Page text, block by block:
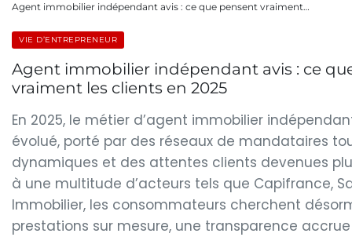
Agent immobilier indépendant avis : ce que pensent vraiment…
VIE D’ENTREPRENEUR
Agent immobilier indépendant avis : ce
vraiment les clients en 2025
En 2025, le métier d’agent immobilier
évolué, porté par des réseaux de mandataires
dynamiques et des attentes clients devenues
à une multitude d’acteurs tels que Capifrance,
Immobilier, les consommateurs cherchent
prestations sur mesure, une transparence